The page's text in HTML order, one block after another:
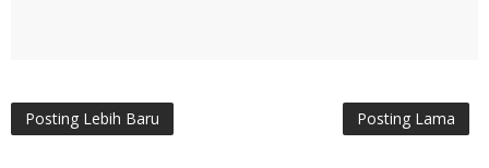
Posting Lebih Baru Posting Lama